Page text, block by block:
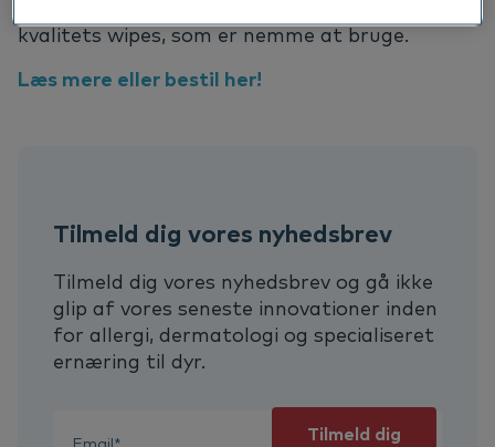
kvalitets wipes, som er nemme at bruge.
Læs mere eller bestil her!
Tilmeld dig vores nyhedsbrev
Tilmeld dig vores nyhedsbrev og gå ikke
glip af vores seneste innovationer inden
for allergi, dermatologi og specialiseret
ernæring til dyr.